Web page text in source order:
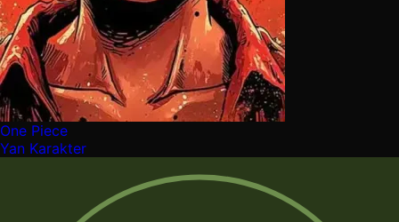
One Piece
Yan Karakter